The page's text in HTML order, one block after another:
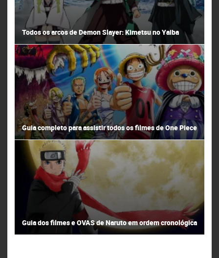
Todos os arcos de Demon Slayer: Kimetsu no Yaiba
Guia completo para assistir todos os filmes de One Piece
Guia dos filmes e OVAS de Naruto em ordem cronológica